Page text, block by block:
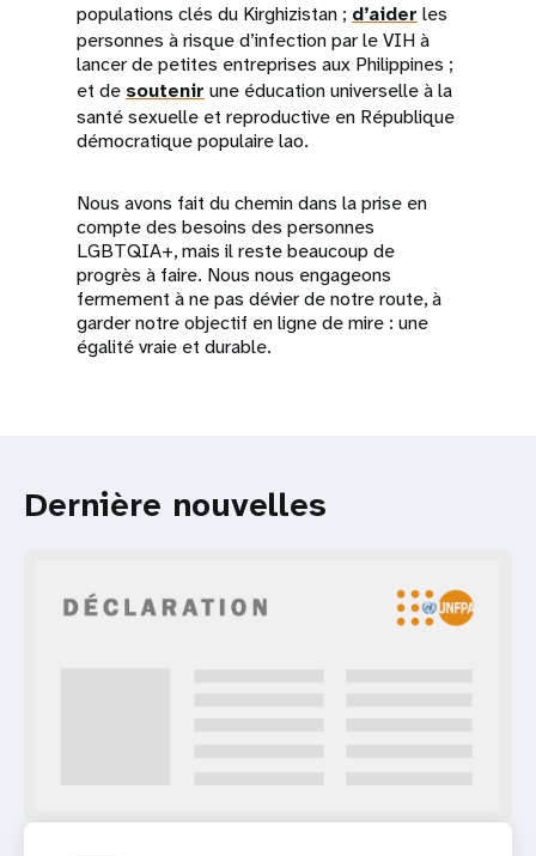
populations clés du Kirghizistan ; d’aider les
personnes à risque d’infection par le VIH à
lancer de petites entreprises aux Philippines ;
et de soutenir une éducation universelle à la
santé sexuelle et reproductive en République
démocratique populaire lao.
Nous avons fait du chemin dans la prise en
compte des besoins des personnes
LGBTQIA+, mais il reste beaucoup de
progrès à faire. Nous nous engageons
fermement à ne pas dévier de notre route, à
garder notre objectif en ligne de mire : une
égalité vraie et durable.
Dernière nouvelles